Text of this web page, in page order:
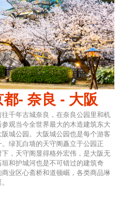
- 奈良 - 大阪
千年古城奈良，在奈良公园里和机
观当今全世界最大的木造建筑东大
城公园。大阪城公园也是每个游客
绿瓦白墙的天守阁矗立于公园正
，天守阁显得格外宏伟，是大阪无
和护城河也是不可错过的建筑奇
业区心斋桥和道顿崛，各类商品琳